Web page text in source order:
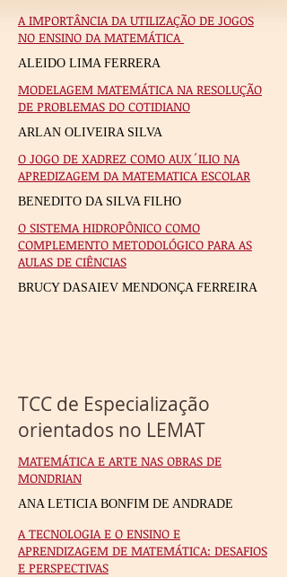
A IMPORTÂNCIA DA UTILIZAÇÃO DE JOGOS
NO ENSINO DA MATEMÁTICA
ALEIDO LIMA FERRERA
MODELAGEM MATEMÁTICA NA RESOLUÇÃO
DE PROBLEMAS DO COTIDIANO
ARLAN OLIVEIRA SILVA
O JOGO DE XADREZ COMO AUX´ILIO NA
APREDIZAGEM DA MATEMATICA ESCOLAR
BENEDITO DA SILVA FILHO
O SISTEMA HIDROPÔNICO COMO
COMPLEMENTO METODOLÓGICO PARA AS
AULAS DE CIÊNCIAS
BRUCY DASAIEV MENDONÇA FERREIRA
TCC de Especialização
orientados no LEMAT
MATEMÁTICA E ARTE NAS OBRAS DE
MONDRIAN
ANA LETICIA BONFIM DE ANDRADE
A TECNOLOGIA E O ENSINO E
APRENDIZAGEM DE MATEMÁTICA: DESAFIOS
E PERSPECTIVAS